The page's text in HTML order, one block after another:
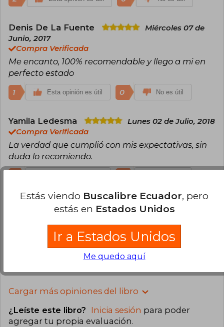
Denis De La Fuente
Miércoles 07 de
Junio, 2017
Compra Verificada
Me encanto, 100% recomendable y llego a mi en
perfecto estado
1 Esta opinión es útil 0 No es útil
Yamila Ledesma
Lunes 02 de Julio, 2018
Compra Verificada
La verdad que cumplió con mis expectativas, sin
duda lo recomiendo.
Martes 13 de Noviembre,
Compra Verificada
Llegó perfecto
Esta opinión es útil 0
Cargar más opiniones del libro
¿Leíste este libro? Inicia sesión para poder
agregar tu propia evaluación.
Estás viendo Buscalibre Ecuador, pero
estás en Estados Unidos
Ir a Estados Unidos
Me quedo aquí